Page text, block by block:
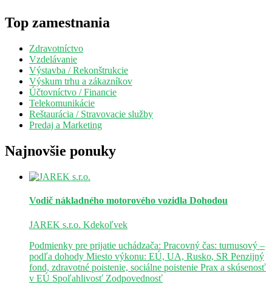
Top zamestnania
Zdravotníctvo
Vzdelávanie
Výstavba / Rekonštrukcie
Výskum trhu a zákazníkov
Účtovníctvo / Financie
Telekomunikácie
Reštaurácia / Stravovacie služby
Predaj a Marketing
Najnovšie ponuky
Vodič nákladného motorového vozidla Dohodou
JAREK s.r.o. Kdekoľvek
Podmienky pre prijatie uchádzača: Pracovný čas: turnusový –
podľa dohody Miesto výkonu: EÚ, UA, Rusko, SR Penzijný
fond, zdravotné poistenie, sociálne poistenie Prax a skúsenosť
v EÚ Spoľahlivosť Zodpovednosť